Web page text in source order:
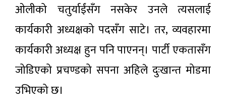
ओलीको चतुर्याईंसँग नसकेर उनले त्यसलाई
कार्यकारी अध्यक्षको पदसँग साटे। तर, व्यवहारमा
कार्यकारी अध्यक्ष हुन पनि पाएनन्। पार्टी एकतासँग
जोडिएको प्रचण्डको सपना अहिले दुःखान्त मोडमा
उभिएको छ।